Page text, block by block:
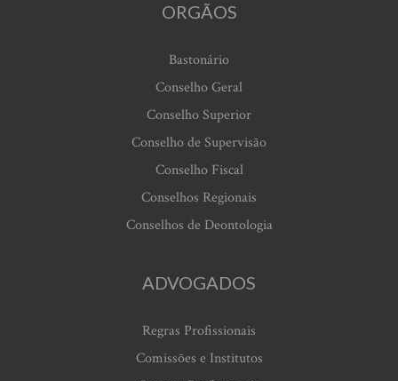
ORGÃOS
Bastonário
Conselho Geral
Conselho Superior
Conselho de Supervisão
Conselho Fiscal
Conselhos Regionais
Conselhos de Deontologia
ADVOGADOS
Regras Profissionais
Comissões e Institutos